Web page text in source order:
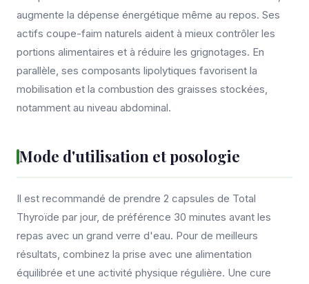
augmente la dépense énergétique même au repos. Ses
actifs coupe-faim naturels aident à mieux contrôler les
portions alimentaires et à réduire les grignotages. En
parallèle, ses composants lipolytiques favorisent la
mobilisation et la combustion des graisses stockées,
notamment au niveau abdominal.
Mode d'utilisation et posologie
Il est recommandé de prendre 2 capsules de Total
Thyroïde par jour, de préférence 30 minutes avant les
repas avec un grand verre d'eau. Pour de meilleurs
résultats, combinez la prise avec une alimentation
équilibrée et une activité physique régulière. Une cure